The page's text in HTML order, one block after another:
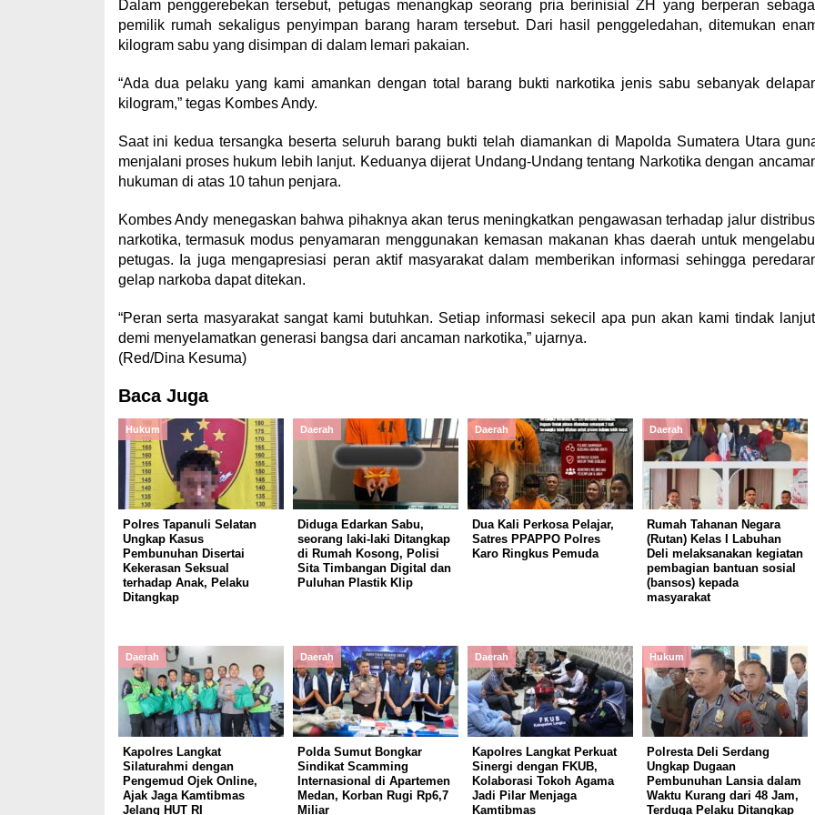
Dalam penggerebekan tersebut, petugas menangkap seorang pria berinisial ZH yang berperan
pemilik rumah sekaligus penyimpan barang haram tersebut. Dari hasil penggeledahan, ditemukan
kilogram sabu yang disimpan di dalam lemari pakaian.
“Ada dua pelaku yang kami amankan dengan total barang bukti narkotika jenis sabu sebanyak
kilogram,” tegas Kombes Andy.
Saat ini kedua tersangka beserta seluruh barang bukti telah diamankan di Mapolda Sumatera Utara
menjalani proses hukum lebih lanjut. Keduanya dijerat Undang-Undang tentang Narkotika dengan
hukuman di atas 10 tahun penjara.
Kombes Andy menegaskan bahwa pihaknya akan terus meningkatkan pengawasan terhadap jalur
narkotika, termasuk modus penyamaran menggunakan kemasan makanan khas daerah untuk
petugas. Ia juga mengapresiasi peran aktif masyarakat dalam memberikan informasi sehingga
gelap narkoba dapat ditekan.
“Peran serta masyarakat sangat kami butuhkan. Setiap informasi sekecil apa pun akan kami tindak
demi menyelamatkan generasi bangsa dari ancaman narkotika,” ujarnya.
(Red/Dina Kesuma)
Baca Juga
Hukum
Polres Tapanuli Selatan
Ungkap Kasus
Pembunuhan Disertai
Kekerasan Seksual
terhadap Anak, Pelaku
Ditangkap
Daerah
Diduga Edarkan Sabu,
seorang laki-laki Ditangkap
di Rumah Kosong, Polisi
Sita Timbangan Digital dan
Puluhan Plastik Klip
Daerah
Dua Kali Perkosa Pelajar,
Satres PPAPPO Polres
Karo Ringkus Pemuda
Daerah
Rumah Tahanan Negara
(Rutan) Kelas I Labuhan
Deli melaksanakan kegiatan
pembagian bantuan sosial
(bansos) kepada
masyarakat
Daerah
Kapolres Langkat
Silaturahmi dengan
Pengemud Ojek Online,
Ajak Jaga Kamtibmas
Jelang HUT RI
Daerah
Polda Sumut Bongkar
Sindikat Scamming
Internasional di Apartemen
Medan, Korban Rugi Rp6,7
Miliar
Daerah
Kapolres Langkat Perkuat
Sinergi dengan FKUB,
Kolaborasi Tokoh Agama
Jadi Pilar Menjaga
Kamtibmas
Hukum
Polresta Deli Serdang
Ungkap Dugaan
Pembunuhan Lansia dalam
Waktu Kurang dari 48 Jam,
Terduga Pelaku Ditangkap